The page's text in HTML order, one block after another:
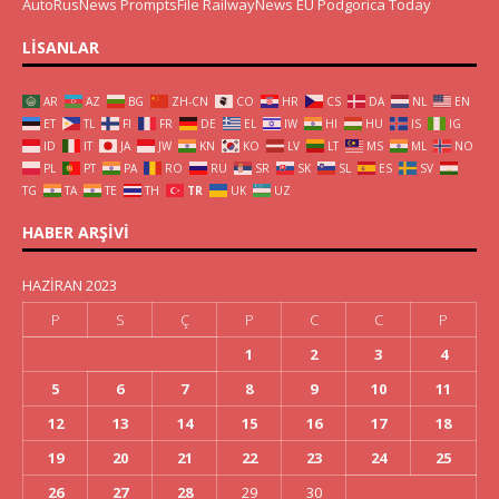
AutoRusNews PromptsFile RailwayNews EU Podgorica Today
LISANLAR
AR AZ BG ZH-CN CO HR CS DA NL
EN
ET
TL FI FR DE EL IW HI HU IS
IG
ID
IT JA JW KN KO LV LT MS ML
NO
PL
PT PA RO RU SR SK SL ES
SV
TG
TA TE TH TR UK UZ
HABER ARŞIVI
HAZIRAN 2023
P
S Ç P C C
P
1
2 3
4
5
6 7 8 9 10
11
12
13 14 15 16 17
18
19
20 21 22 23 24
25
26
27 28 29 30